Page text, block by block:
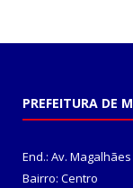
PREFEITURA DE
End.: Av.
Bairro: Centro